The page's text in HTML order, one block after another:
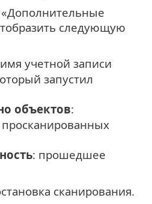
следующую
учетной записи
запустил
объектов:
: прошедшее
сканирования.